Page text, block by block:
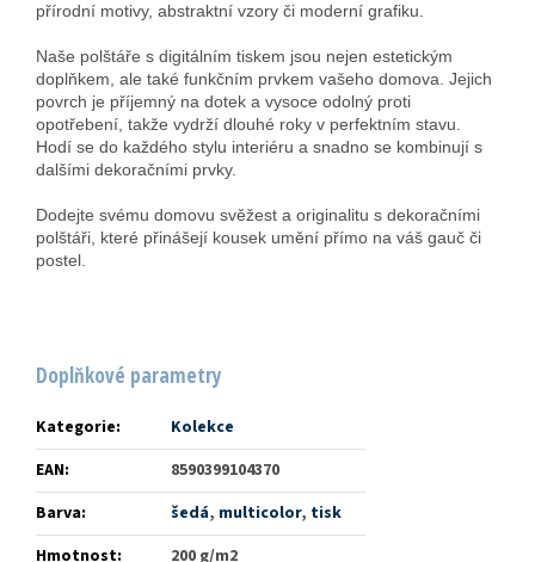
přírodní motivy, abstraktní vzory či moderní grafiku.
Naše polštáře s digitálním tiskem jsou nejen estetickým
doplňkem, ale také funkčním prvkem vašeho domova. Jejich
povrch je příjemný na dotek a vysoce odolný proti
opotřebení, takže vydrží dlouhé roky v perfektním stavu.
Hodí se do každého stylu interiéru a snadno se kombinují s
dalšími dekoračními prvky.
Dodejte svému domovu svěžest a originalitu s dekoračními
polštáři, které přinášejí kousek umění přímo na váš gauč či
postel.
Doplňkové parametry
Kategorie:
Kolekce
EAN:
8590399104370
Barva: šedá, multicolor, tisk
Hmotnost: 200 g/m2